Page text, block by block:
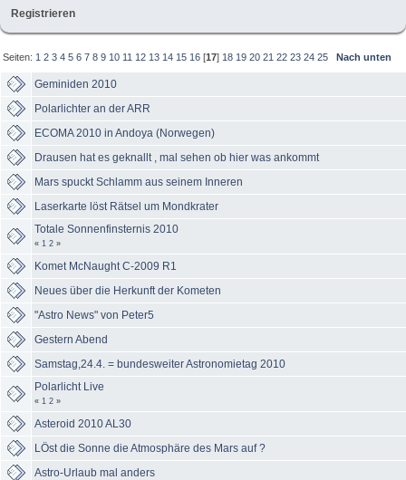
Registrieren
Seiten: 1 2 3 4 5 6 7 8 9 10 11 12 13 14 15 16 [17] 18 19 20 21 22 23 24 25 Nach unten
Geminiden 2010
Polarlichter an der ARR
ECOMA 2010 in Andoya (Norwegen)
Drausen hat es geknallt , mal sehen ob hier was ankommt
Mars spuckt Schlamm aus seinem Inneren
Laserkarte löst Rätsel um Mondkrater
Totale Sonnenfinsternis 2010
« 1 2 »
Komet McNaught C-2009 R1
Neues über die Herkunft der Kometen
"Astro News" von Peter5
Gestern Abend
Samstag,24.4. = bundesweiter Astronomietag 2010
Polarlicht Live
« 1 2 »
Asteroid 2010 AL30
LÖst die Sonne die Atmosphäre des Mars auf ?
Astro-Urlaub mal anders